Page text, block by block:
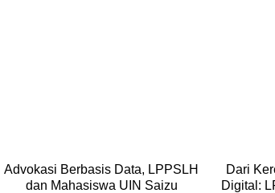
Advokasi Berbasis Data, LPPSLH
dan Mahasiswa UIN Saizu
Dari
Digital: